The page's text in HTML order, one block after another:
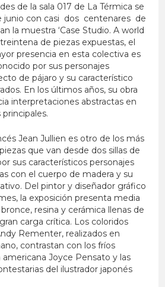
de la sala 017 de La Térmica se
junio con casi dos centenares de
la muestra ‘Case Studio. A world
de piezas expuestas, el
presencia en esta colectiva es
por sus personajes
de pájaro y su característico
En los últimos años, su obra
interpretaciones abstractas en
Jean Jullien es otro de los más
que van desde dos sillas de
sus característicos personajes
con el cuerpo de madera y su
Del pintor y diseñador gráfico
la exposición presenta media
resina y cerámica llenas de
carga crítica. Los coloridos
Rementer, realizados en
contrastan con los fríos
Joyce Pensato y las
del ilustrador japonés